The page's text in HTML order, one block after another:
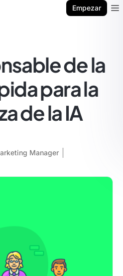
Empezar
de la
para la
de la IA
Manager